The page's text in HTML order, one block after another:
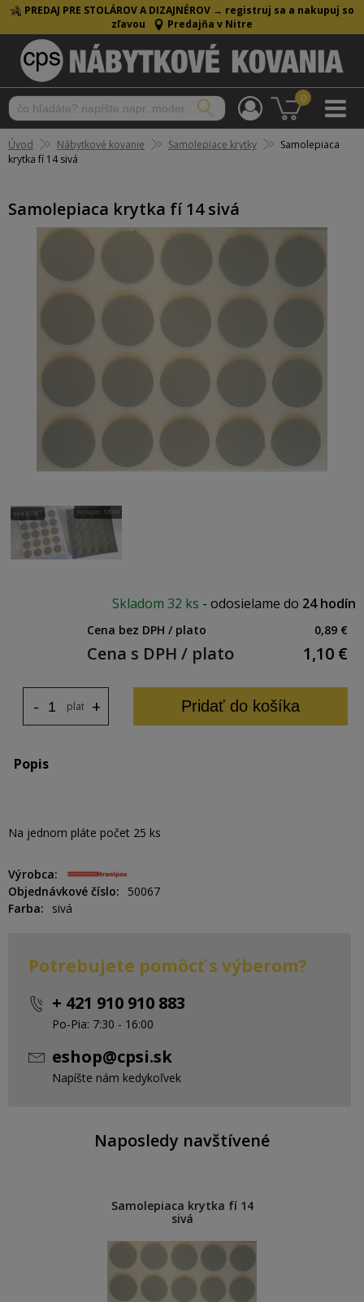
PREDAJ PRE STOLÁROV A DIZAJNÉROV → registruj sa a nakupuj so
zľavou
Predajňa v Nitre
0
Úvod Nábytkové kovanie Samolepiace krytky
Samolepiaca
krytka fí 14 sivá
Samolepiaca krytka fí 14 sivá
Skladom 32 ks - odosielame do 24 hodín
Cena bez DPH / plato 0,89 €
Cena s DPH / plato 1,10 €
plato +
- Pridať do košíka
Popis
Na jednom pláte počet 25 ks
Výrobca
Objednávkové číslo
50067
Farba
sivá
Potrebujete pomôcť s výberom?
+ 421 910 910 883
Po-Pia: 7:30 - 16:00
eshop@cpsi.sk
Napíšte nám kedykoľvek
Naposledy navštívené
Samolepiaca krytka fí 14
sivá